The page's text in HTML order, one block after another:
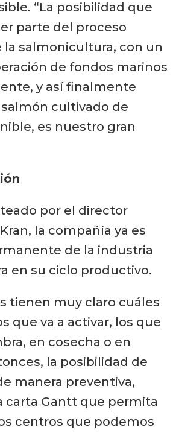
“La posibilidad que
parte del proceso
la salmonicultura, con un
de fondos marinos
y así finalmente
cultivado de
es nuestro gran
por el director
la compañía ya es
de la industria
en su ciclo productivo.
tienen muy claro cuáles
que va a activar, los que
en cosecha o en
la posibilidad de
manera preventiva,
carta Gantt que permita
centros que podemos